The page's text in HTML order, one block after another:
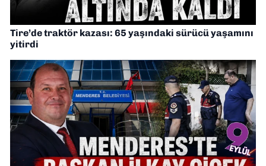
Tire’de traktör kazası: 65 yaşındaki sürücü yaşamını
yitirdi